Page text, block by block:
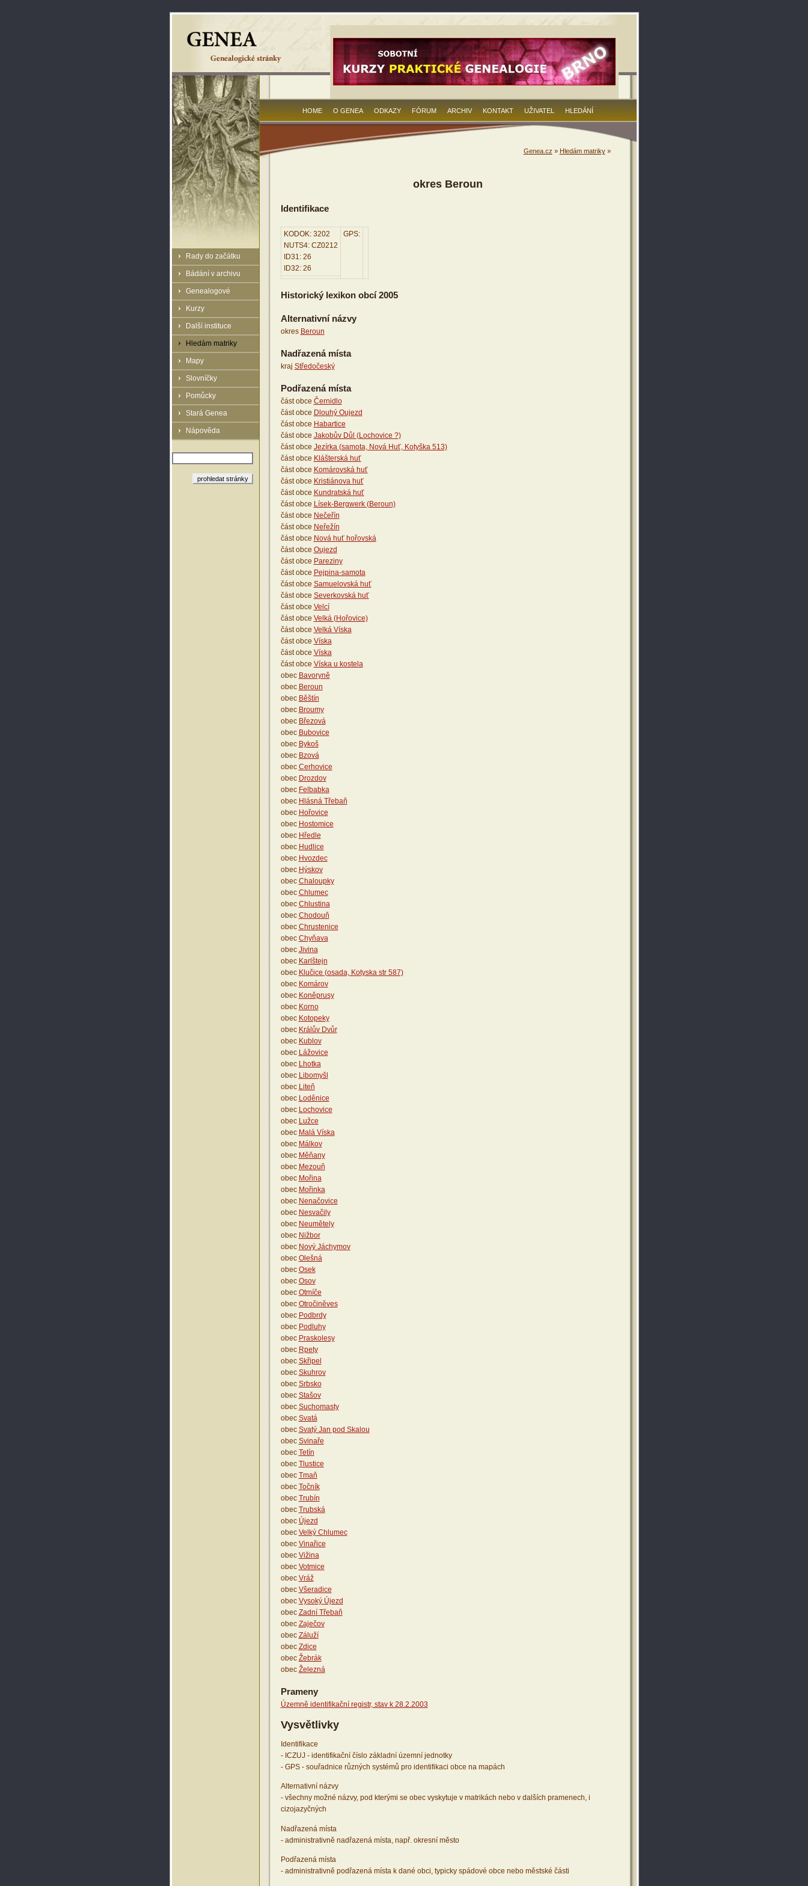
Rady do začátku
Bádání v archivu
Genealogové
Kurzy
Další instituce
Hledám matriky
Mapy
Slovníčky
Pomůcky
Stará Genea
Nápověda
HOME O GENEA ODKAZY FÓRUM ARCHIV KONTAKT UŽIVATEL HLEDÁNÍ
Genea.cz » Hledám matriky»
okres Beroun
Identifikace
KODOK: 3202
NUTS4: CZ0212
ID31: 26
ID32: 26
GPS:
Historický lexikon obcí 2005
Alternativní názvy
okres Beroun
Nadřazená místa
kraj Středočeský
Podřazená místa
část obce Černidlo
část obce Dlouhý Oujezd
část obce Habartice
část obce Jakobův Důl (Lochovice ?)
část obce Jezírka (samota, Nová Huť, Kotyška 513)
část obce Klášterská huť
část obce Komárovská huť
část obce Kristiánova huť
část obce Kundratská huť
část obce Lísek-Bergwerk (Beroun)
část obce Nečeřín
část obce Neřežín
část obce Nová huť hořovská
část obce Oujezd
část obce Pareziny
část obce Pejpina-samota
část obce Samuelovská huť
část obce Severkovská huť
část obce Velcí
část obce Velká (Hořovice)
část obce Velká Víska
část obce Víska
část obce Víska
část obce Víska u kostela
obec Bavoryně
obec Beroun
obec Běštín
obec Broumy
obec Březová
obec Bubovice
obec Bykoš
obec Bzová
obec Cerhovice
obec Drozdov
obec Felbabka
obec Hlásná Třebaň
obec Hořovice
obec Hostomice
obec Hředle
obec Hudlice
obec Hvozdec
obec Hýskov
obec Chaloupky
obec Chlumec
obec Chlustina
obec Chodouň
obec Chrustenice
obec Chyňava
obec Jivina
obec Karlštejn
obec Klučice (osada, Kotyska str 587)
obec Komárov
obec Koněprusy
obec Korno
obec Kotopeky
obec Králův Dvůr
obec Kublov
obec Lážovice
obec Lhotka
obec Libomyšl
obec Liteň
obec Loděnice
obec Lochovice
obec Lužce
obec Malá Víska
obec Málkov
obec Měňany
obec Mezouň
obec Mořina
obec Mořinka
obec Nenačovice
obec Nesvačily
obec Neumětely
obec Nižbor
obec Nový Jáchymov
obec Olešná
obec Osek
obec Osov
obec Otmíče
obec Otročiněves
obec Podbrdy
obec Podluhy
obec Praskolesy
obec Rpety
obec Skřipel
obec Skuhrov
obec Srbsko
obec Stašov
obec Suchomasty
obec Svatá
obec Svatý Jan pod Skalou
obec Svinaře
obec Tetín
obec Tlustice
obec Tmaň
obec Točník
obec Trubín
obec Trubská
obec Újezd
obec Velký Chlumec
obec Vinařice
obec Vižina
obec Votmice
obec Vráž
obec Všeradice
obec Vysoký Újezd
obec Zadní Třebaň
obec Zaječov
obec Záluží
obec Zdice
obec Žebrák
obec Železná
Prameny
Územně identifikační registr, stav k 28.2.2003
Vysvětlivky
Identifikace
- ICZUJ - identifikační číslo základní územní jednotky
- GPS - souřadnice různých systémů pro identifikaci obce na mapách
Alternativní názvy
- všechny možné názvy, pod kterými se obec vyskytuje v matrikách nebo v dalších pramenech, i
cizojazyčných
Nadřazená místa
- administrativně nadřazená místa, např. okresní město
Podřazená místa
- administrativně podřazená místa k dané obci, typicky spádové obce nebo městské části